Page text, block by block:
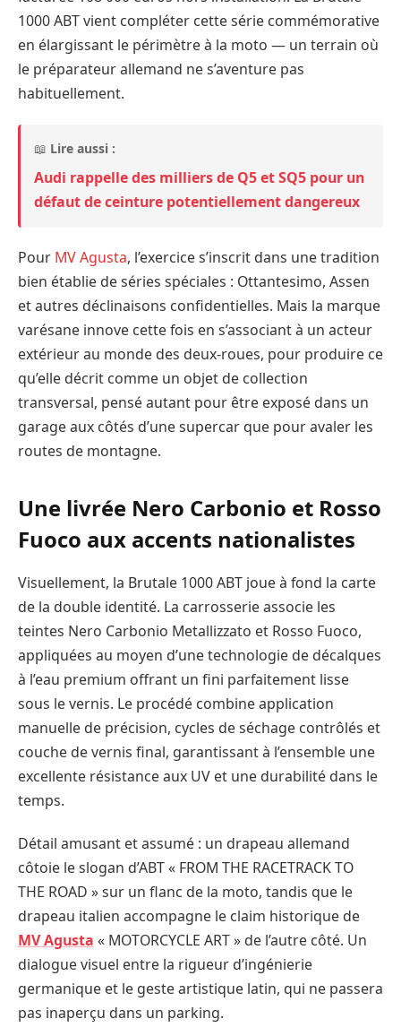
1000 ABT vient compléter cette série commémorative
en élargissant le périmètre à la moto — un terrain où
le préparateur allemand ne s’aventure pas
habituellement.
📖 Lire aussi :
Audi rappelle des milliers de Q5 et SQ5 pour un
défaut de ceinture potentiellement dangereux
Pour MV Agusta, l’exercice s’inscrit dans une tradition
bien établie de séries spéciales : Ottantesimo, Assen
et autres déclinaisons confidentielles. Mais la marque
varésane innove cette fois en s’associant à un acteur
extérieur au monde des deux-roues, pour produire ce
qu’elle décrit comme un objet de collection
transversal, pensé autant pour être exposé dans un
garage aux côtés d’une supercar que pour avaler les
routes de montagne.
Une livrée Nero Carbonio et Rosso
Fuoco aux accents nationalistes
Visuellement, la Brutale 1000 ABT joue à fond la carte
de la double identité. La carrosserie associe les
teintes Nero Carbonio Metallizzato et Rosso Fuoco,
appliquées au moyen d’une technologie de décalques
à l’eau premium offrant un fini parfaitement lisse
sous le vernis. Le procédé combine application
manuelle de précision, cycles de séchage contrôlés et
couche de vernis final, garantissant à l’ensemble une
excellente résistance aux UV et une durabilité dans le
temps.
Détail amusant et assumé : un drapeau allemand
côtoie le slogan d’ABT « FROM THE RACETRACK TO
THE ROAD » sur un flanc de la moto, tandis que le
drapeau italien accompagne le claim historique de
MV Agusta « MOTORCYCLE ART » de l’autre côté. Un
dialogue visuel entre la rigueur d’ingénierie
germanique et le geste artistique latin, qui ne passera
pas inaperçu dans un parking.